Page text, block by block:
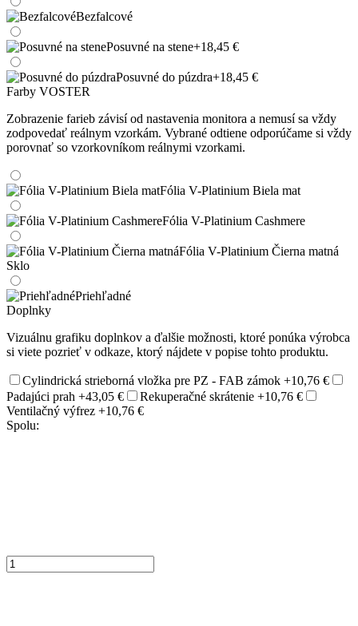
Bezfalcové
Posuvné na stene+18,45 €
Posuvné do púzdra+18,45 €
Farby VOSTER
Zobrazenie farieb závisí od nastavenia monitora a nemusí sa vždy
zodpovedať reálnym vzorkám. Vybrané odtiene odporúčame si vždy
porovnať so vzorkovníkom reálnymi vzorkami.
Fólia V-Platinium Biela mat
Fólia V-Platinium Cashmere
Fólia V-Platinium Čierna matná
Sklo
Priehľadné
Doplnky
Vizuálnu grafiku doplnkov a ďalšie možnosti, ktoré ponúka výrobca
si viete pozrieť v odkaze, ktorý nájdete v popise tohto produktu.
Cylindrická strieborná vložka pre PZ - FAB zámok +10,76 €
Padajúci prah +43,05 € Rekuperačné skrátenie +10,76 €
Ventilačný výfrez +10,76 €
Spolu: